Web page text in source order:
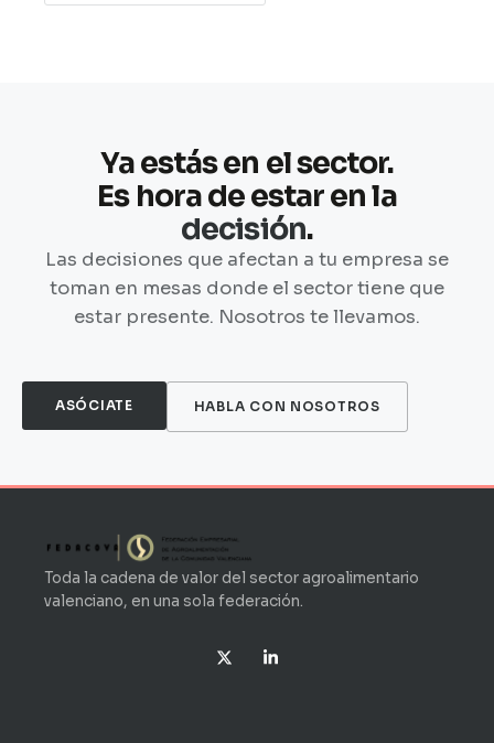
Ya estás en el sector.
Es hora de estar en la
decisión.
Las decisiones que afectan a tu empresa se
toman en mesas donde el sector tiene que
estar presente. Nosotros te llevamos.
ASÓCIATE HABLA CON NOSOTROS
Toda la cadena de valor del sector agroalimentario
valenciano, en una sola federación.
X
- i